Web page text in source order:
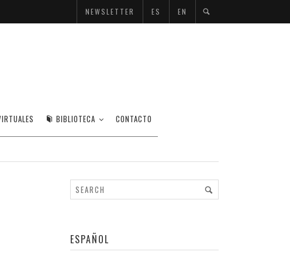
NEWSLETTER ES EN
BIBLIOTECA CONTACTO
CULTURALES.
ESPAÑOL